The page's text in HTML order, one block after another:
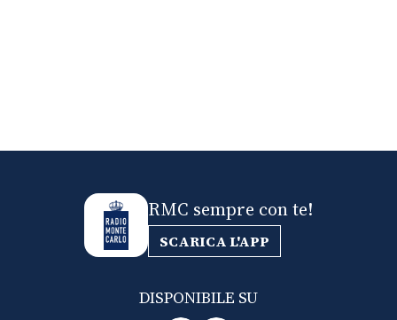
RMC sempre con te!
SCARICA L'APP
DISPONIBILE SU